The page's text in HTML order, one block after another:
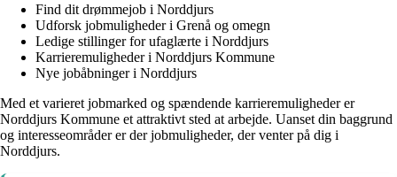
Find dit drømmejob i Norddjurs
Udforsk jobmuligheder i Grenå og omegn
Ledige stillinger for ufaglærte i Norddjurs
Karrieremuligheder i Norddjurs Kommune
Nye jobåbninger i Norddjurs
Med et varieret jobmarked og spændende karrieremuligheder er
Norddjurs Kommune et attraktivt sted at arbejde. Uanset din baggrund
og interesseområder er der jobmuligheder, der venter på dig i
Norddjurs.